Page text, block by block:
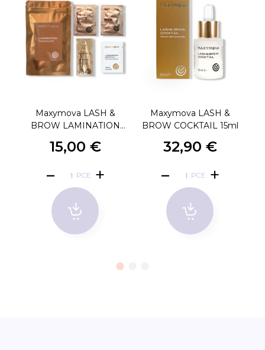
Maxymova LASH &
BROW LAMINATION
15,00 €
PCE
Maxymova LASH &
BROW COCKTAIL 15ml
32,90 €
PCE